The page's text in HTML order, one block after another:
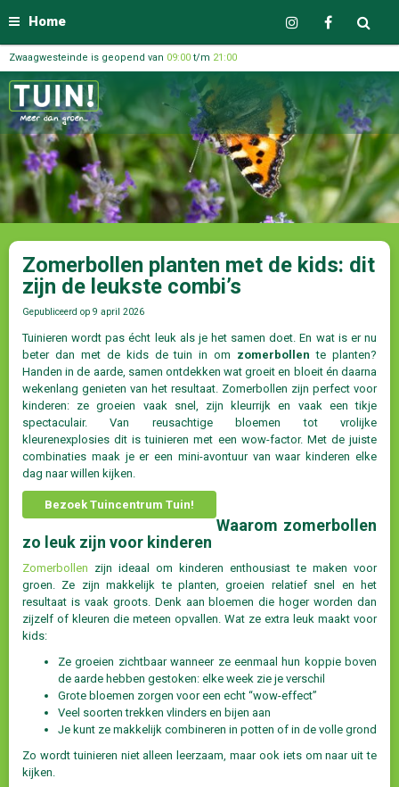
Home
Zwaagwesteinde is geopend van 09:00 t/m 21:00
Zomerbollen planten met de kids: dit
zijn de leukste combi’s
Gepubliceerd op 9 april 2026
Tuinieren wordt pas écht leuk als je het samen doet. En wat is er nu
beter dan met de kids de tuin in om zomerbollen te planten?
Handen in de aarde, samen ontdekken wat groeit en bloeit én daarna
wekenlang genieten van het resultaat. Zomerbollen zijn perfect voor
kinderen: ze groeien vaak snel, zijn kleurrijk en vaak een tikje
spectaculair. Van reusachtige bloemen tot vrolijke
kleurenexplosies dit is tuinieren met een wow-factor. Met de juiste
combinaties maak je er een mini-avontuur van waar kinderen elke
dag naar willen kijken.
Bezoek Tuincentrum Tuin!
Waarom zomerbollen
zo leuk zijn voor kinderen
Zomerbollen zijn ideaal om kinderen enthousiast te maken voor
groen. Ze zijn makkelijk te planten, groeien relatief snel en het
resultaat is vaak groots. Denk aan bloemen die hoger worden dan
zijzelf of kleuren die meteen opvallen. Wat ze extra leuk maakt voor
kids:
Ze groeien zichtbaar wanneer ze eenmaal hun koppie boven
de aarde hebben gestoken: elke week zie je verschil
Grote bloemen zorgen voor een echt “wow-effect”
Veel soorten trekken vlinders en bijen aan
Je kunt ze makkelijk combineren in potten of in de volle grond
Zo wordt tuinieren niet alleen leerzaam, maar ook iets om naar uit te
kijken.